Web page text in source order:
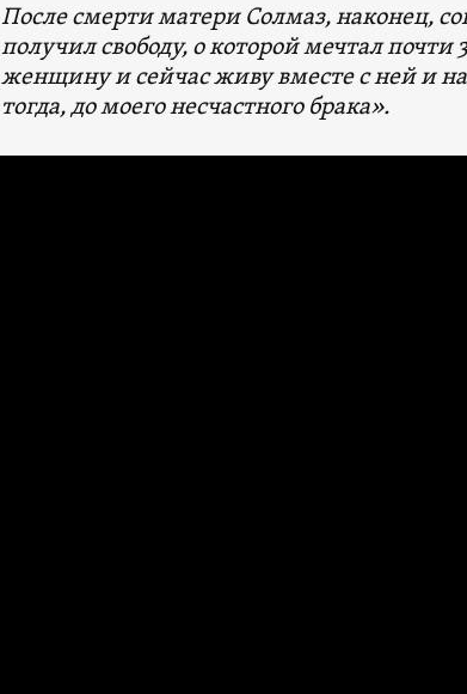
После смерти матери Солмаз, наконец,
получил свободу, о которой мечтал
женщину и сейчас живу вместе с ней и
тогда, до моего несчастного брака».